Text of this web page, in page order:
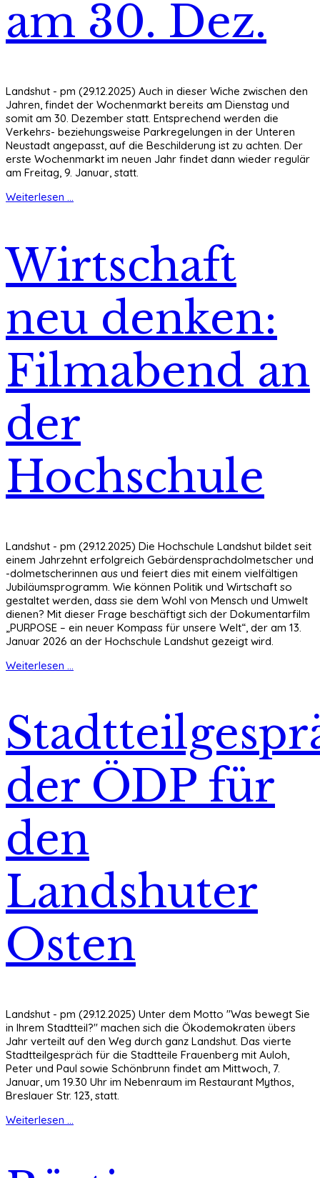
am 30. Dez.
Landshut - pm (29.12.2025) Auch in dieser Wiche zwischen den
Jahren, findet der Wochenmarkt bereits am Dienstag und
somit am 30. Dezember statt. Entsprechend werden die
Verkehrs- beziehungsweise Parkregelungen in der Unteren
Neustadt angepasst, auf die Beschilderung ist zu achten. Der
erste Wochenmarkt im neuen Jahr findet dann wieder regulär
am Freitag, 9. Januar, statt.
Weiterlesen ...
Wirtschaft
neu denken:
Filmabend an
der
Hochschule
Landshut - pm (29.12.2025) Die Hochschule Landshut bildet seit
einem Jahrzehnt erfolgreich Gebärdensprachdolmetscher und
-dolmetscherinnen aus und feiert dies mit einem vielfältigen
Jubiläumsprogramm. Wie können Politik und Wirtschaft so
gestaltet werden, dass sie dem Wohl von Mensch und Umwelt
dienen? Mit dieser Frage beschäftigt sich der Dokumentarfilm
„PURPOSE – ein neuer Kompass für unsere Welt“, der am 13.
Januar 2026 an der Hochschule Landshut gezeigt wird.
Weiterlesen ...
der ÖDP für
den
Landshuter
Osten
Landshut - pm (29.12.2025) Unter dem Motto "Was bewegt Sie
in Ihrem Stadtteil?" machen sich die Ökodemokraten übers
Jahr verteilt auf den Weg durch ganz Landshut. Das vierte
Stadtteilgespräch für die Stadtteile Frauenberg mit Auloh,
Peter und Paul sowie Schönbrunn findet am Mittwoch, 7.
Januar, um 19.30 Uhr im Nebenraum im Restaurant Mythos,
Breslauer Str. 123, statt.
Weiterlesen ...